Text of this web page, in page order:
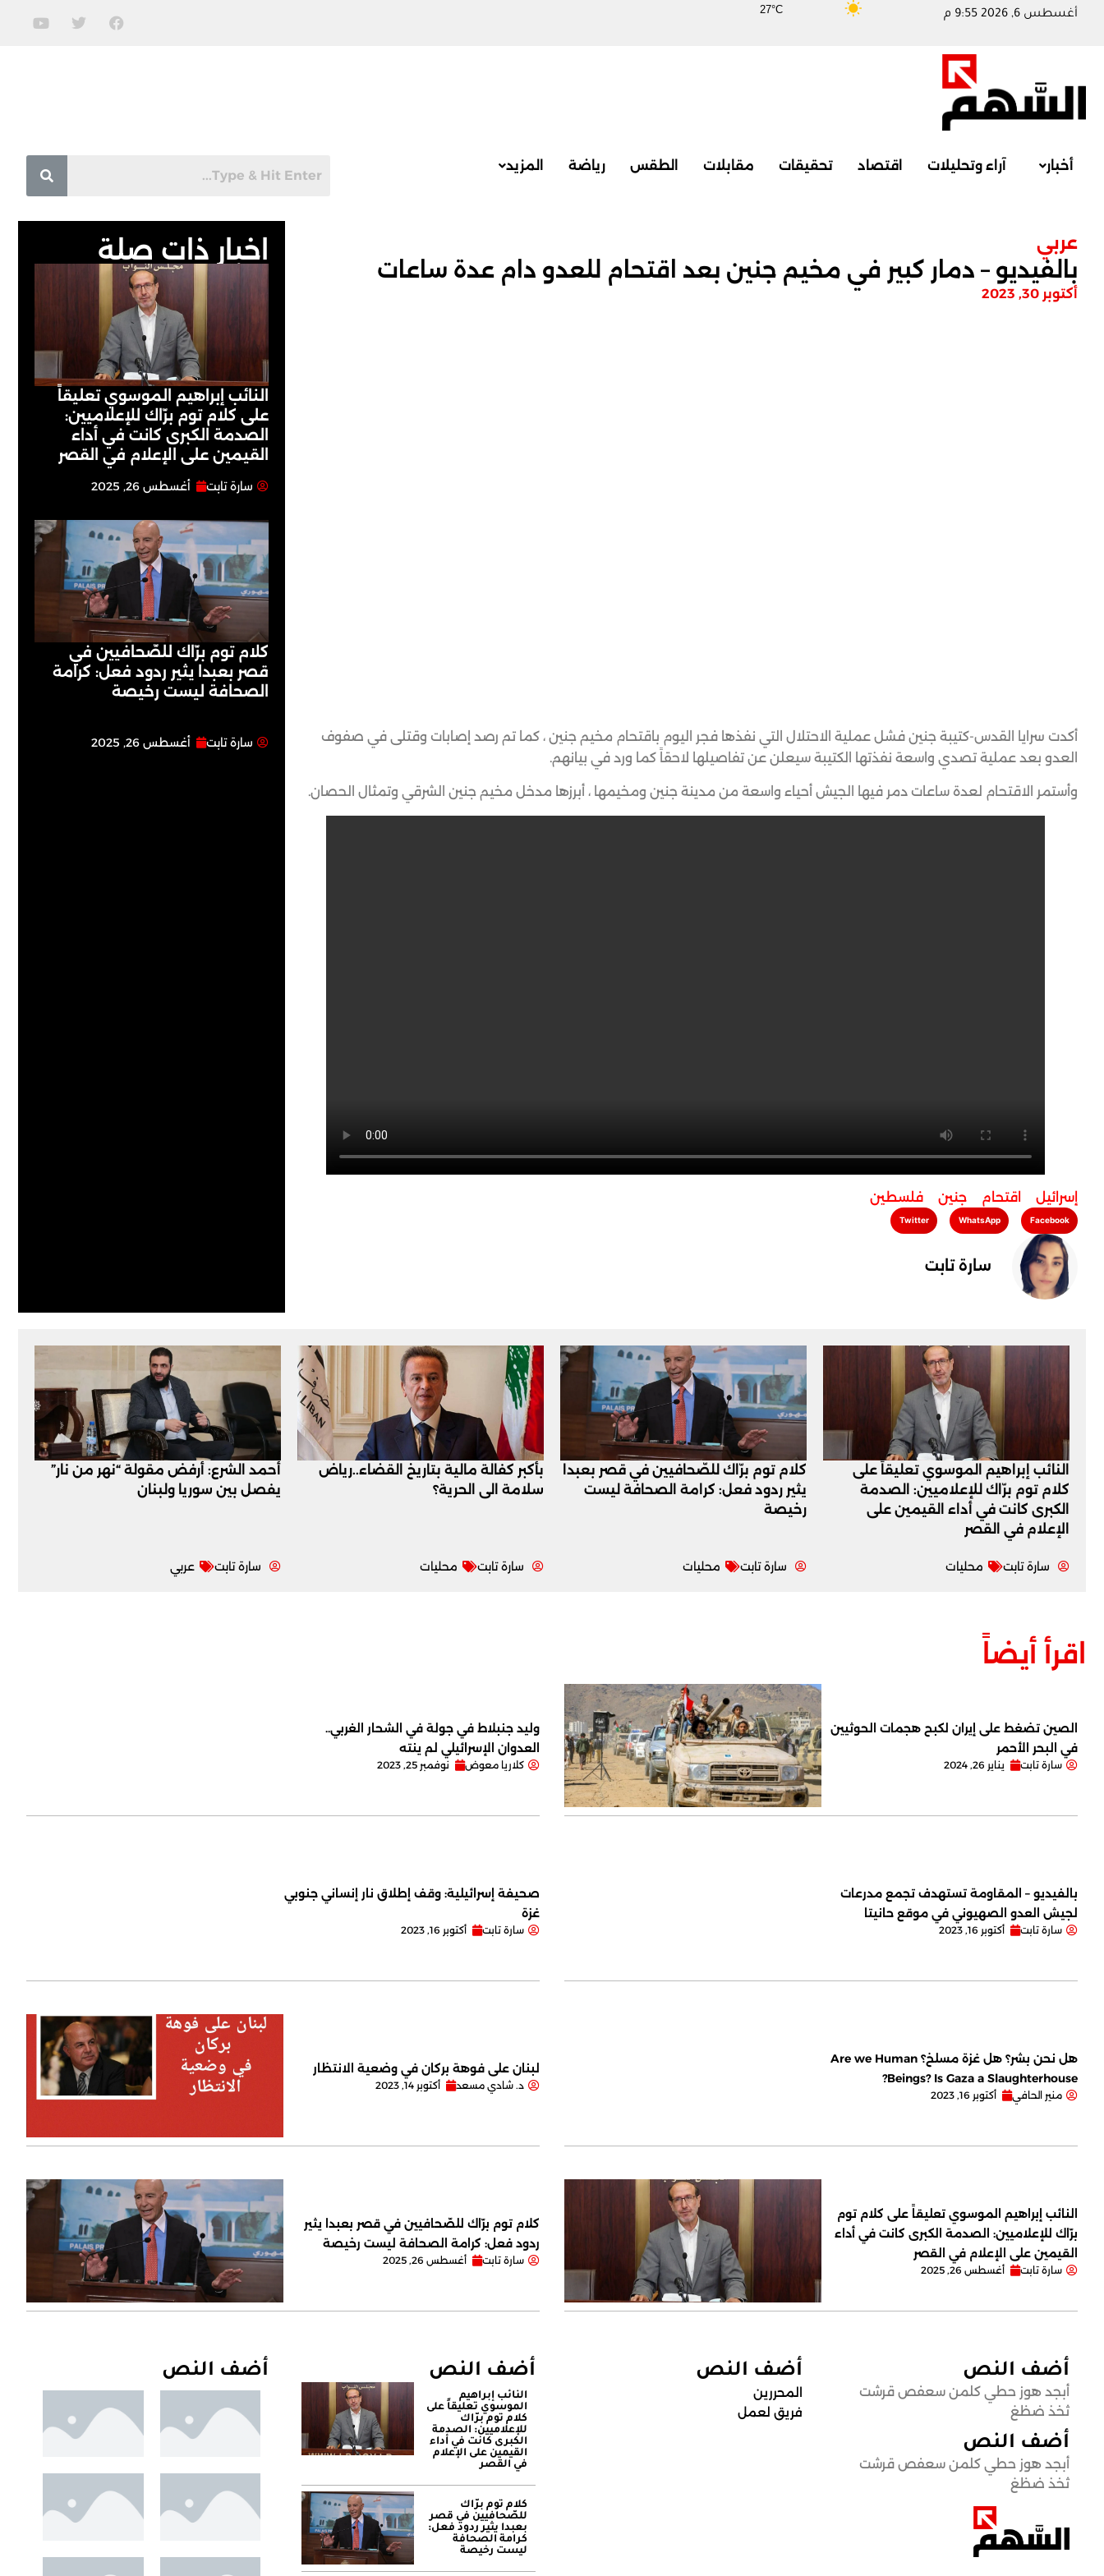
27°C أغسطس 6, 2026 9:55 م
أخبار آراء وتحليلات اقتصاد تحقيقات مقابلات الطقس رياضة المزيد
اخبار ذات صلة
النائب إبراهيم الموسوي تعليقاً
على كلام توم برّاك للإعلاميين:
الصدمة الكبرى كانت في أداء
القيمين على ‏الإعلام في القصر
سارة تابت أغسطس 26, 2025
كلام توم برّاك للصّحافيين في
قصر بعبدا يثير ردود فعل: كرامة
الصحافة ليست رخيصة
سارة تابت أغسطس 26, 2025
عربي
بالفيديو – دمار كبير في مخيم جنين بعد اقتحام للعدو دام عدة ساعات
أكتوبر 30, 2023
أكدت سرايا القدس-كتيبة جنين فشل عملية الاحتلال التي نفذها فجر اليوم باقتحام مخيم جنين ، كما تم رصد إصابات وقتلى في صفوف
العدو بعد عملية تصدي واسعة نفذتها الكتيبة سيعلن عن تفاصيلها لاحقاً كما ورد في بيانهم.
وأستمر الاقتحام لعدة ساعات دمر فيها الجيش أحياء واسعة من مدينة جنين ومخيمها ، أبرزها مدخل مخيم جنين الشرقي وتمثال الحصان.
إسرائيل اقتحام جنين فلسطين
Facebook
WhatsApp
Twitter
سارة تابت
النائب إبراهيم الموسوي تعليقاً على
كلام توم برّاك للإعلاميين: الصدمة
الكبرى كانت في أداء القيمين على
‏الإعلام في القصر
سارة تابت محليات
كلام توم برّاك للصّحافيين في قصر بعبدا
يثير ردود فعل: كرامة الصحافة ليست
رخيصة
سارة تابت محليات
بأكبر كفالة مالية بتاريخ القضاء..رياض
سلامة الى الحرية؟
سارة تابت محليات
أحمد الشرع: أرفض مقولة “نهر من نار”
يفصل بين سوريا ولبنان
سارة تابت عربي
اقرأ أيضاً
الصين تضغط على إيران لكبح هجمات الحوثيين
في البحر الأحمر
سارة تابت يناير 26, 2024
وليد جنبلاط في جولة في الشحار الغربي..
العدوان الإسرائيلي لم ينته
كلاريا معوض نوفمبر 25, 2023
بالفيديو – المقاومة تستهدف تجمع مدرعات
لجيش العدو الصهيوني في موقع حانيتا
سارة تابت أكتوبر 16, 2023
صحيفة إسرائيلية: وقف إطلاق نار إنساني جنوبي
غزة
سارة تابت أكتوبر 16, 2023
هل نحن بشر؟ هل غزة مسلخ؟ Are we Human
Beings? Is Gaza a Slaughterhouse?
منير الحافي أكتوبر 16, 2023
لبنان على فوهة بركان في وضعية الانتظار
د. شادي مسعد أكتوبر 14, 2023
النائب إبراهيم الموسوي تعليقاً على كلام توم
برّاك للإعلاميين: الصدمة الكبرى كانت في أداء
القيمين على ‏الإعلام في القصر
سارة تابت أغسطس 26, 2025
كلام توم برّاك للصّحافيين في قصر بعبدا يثير
ردود فعل: كرامة الصحافة ليست رخيصة
سارة تابت أغسطس 26, 2025
أضف النص
أبجد هوز حطي كلمن سعفص قرشت
ثخذ ضظغ
أضف النص
أبجد هوز حطي كلمن سعفص قرشت
ثخذ ضظغ
أضف النص
المحررين
فريق لعمل
أضف النص
النائب إبراهيم
الموسوي تعليقاً على
كلام توم برّاك
للإعلاميين: الصدمة
الكبرى كانت في أداء
القيمين على ‏الإعلام
في القصر
كلام توم برّاك
للصّحافيين في قصر
بعبدا يثير ردود فعل:
كرامة الصحافة
ليست رخيصة
أضف النص